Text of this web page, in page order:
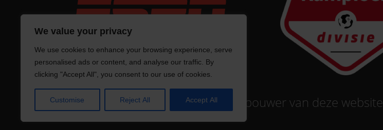
We value your privacy
We use cookies to enhance your browsing experience, serve
personalised ads or content, and analyse our traffic. By
clicking "Accept All", you consent to our use of cookies.
Customise Reject All Accept AllTrotse bouwervan deze website